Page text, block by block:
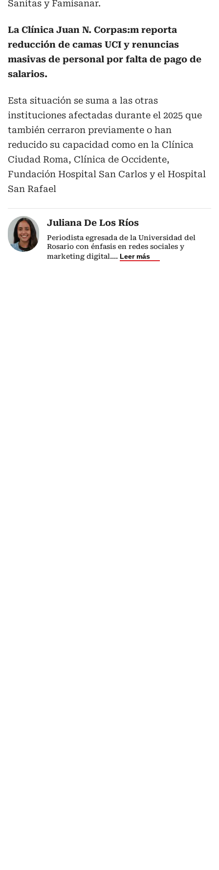
Sanitas y Famisanar.
La Clínica Juan N. Corpas:m reporta
reducción de camas UCI y renuncias
masivas de personal por falta de pago de
salarios.
Esta situación se suma a las otras
instituciones afectadas durante el 2025 que
también cerraron previamente o han
reducido su capacidad como en la Clínica
Ciudad Roma, Clínica de Occidente,
Fundación Hospital San Carlos y el Hospital
San Rafael
Juliana De Los Ríos
Periodista egresada de la Universidad del
Rosario con énfasis en redes sociales y
marketing digital.... Leer más